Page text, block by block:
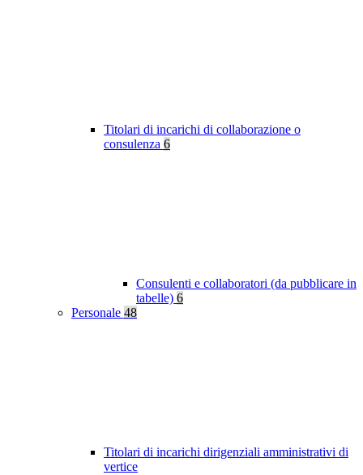
Titolari di incarichi di collaborazione o
consulenza 6
Consulenti e collaboratori (da pubblicare in
tabelle) 6
Personale 48
Titolari di incarichi dirigenziali amministrativi di
vertice